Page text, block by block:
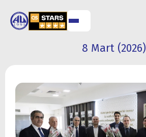
ELMİ
TƏDQİQAT
8 Mart (2026)